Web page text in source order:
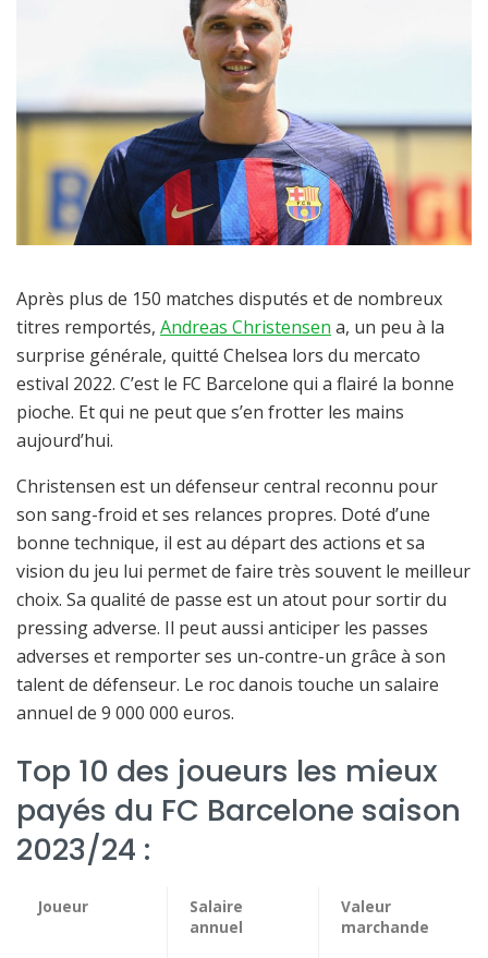
Après plus de 150 matches disputés et de nombreux
titres remportés, Andreas Christensen a, un peu à la
surprise générale, quitté Chelsea lors du mercato
estival 2022. C’est le FC Barcelone qui a flairé la bonne
pioche. Et qui ne peut que s’en frotter les mains
aujourd’hui.
Christensen est un défenseur central reconnu pour
son sang-froid et ses relances propres. Doté d’une
bonne technique, il est au départ des actions et sa
vision du jeu lui permet de faire très souvent le meilleur
choix. Sa qualité de passe est un atout pour sortir du
pressing adverse. Il peut aussi anticiper les passes
adverses et remporter ses un-contre-un grâce à son
talent de défenseur. Le roc danois touche un salaire
annuel de 9 000 000 euros.
Top 10 des joueurs les mieux
payés du FC Barcelone saison
2023/24 :
Joueur
Salaire
annuel
Valeur
marchande